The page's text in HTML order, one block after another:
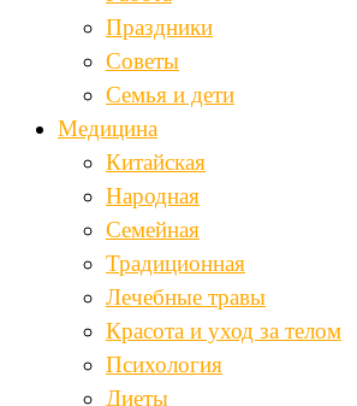
Праздники
Советы
Семья и дети
Медицина
Китайская
Народная
Семейная
Традиционная
Лечебные травы
Красота и уход за телом
Психология
Диеты